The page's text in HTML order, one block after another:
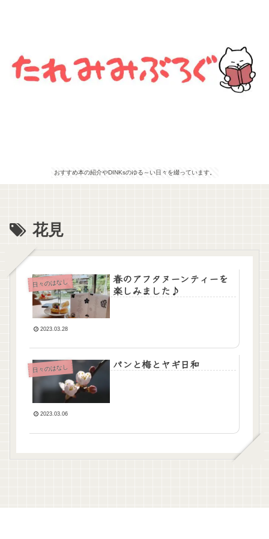
おすすめ本の紹介やDINKsのゆる～い日々を綴っています。
花見
日々のはなし
春のアフタヌーンティーを
楽しみました♪
2023.03.28
日々のはなし パンと梅とヤギ日和
2023.03.06